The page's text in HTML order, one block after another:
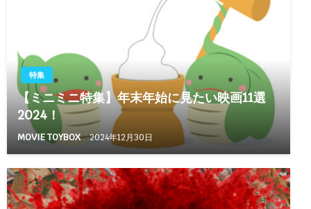
特集
【ミニミニ特集】年末年始に見たい映画11選
2024！
MOVIE TOYBOX 2024年12月30日